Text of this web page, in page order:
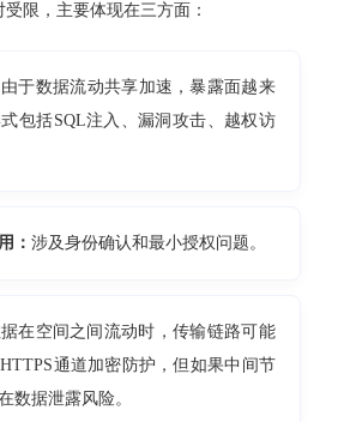
限，主要体现在三方面：
由于数据流动共享加速，暴露面越来
包括SQL注入、漏洞攻击、越权访
：涉及身份确认和最小授权问题。
在空间之间流动时，传输链路可能
通道加密防护，但如果中间节
数据泄露风险。